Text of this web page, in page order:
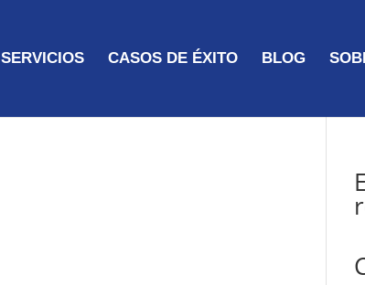
SERVICIOS CASOS DE ÉXITO BLOG